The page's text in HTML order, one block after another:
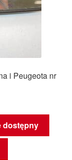
i Peugeota nr
dostępny